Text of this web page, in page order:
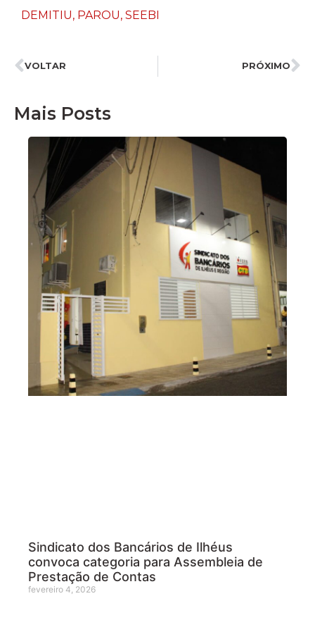
DEMITIU, PAROU, SEEBI
VOLTAR PRÓXIMO
Mais Posts
Sindicato dos Bancários de Ilhéus
convoca categoria para Assembleia de
Prestação de Contas
fevereiro 4, 2026